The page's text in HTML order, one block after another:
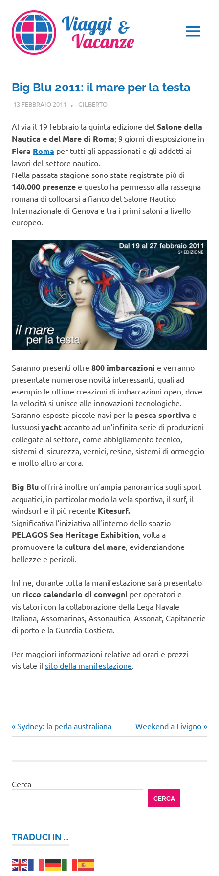
contenuto
MENU
Big Blu 2011: il mare per la testa
13 FEBBRAIO 2011 GILBERTOEVENTI
Al via il 19 febbraio la quinta edizione del Salone della
Nautica e del Mare di Roma; 9 giorni di esposizione in
Fiera Roma per tutti gli appassionati e gli addetti ai
lavori del settore nautico.
Nella passata stagione sono state registrate più di
140.000 presenze e questo ha permesso alla rassegna
romana di collocarsi a fianco del Salone Nautico
Internazionale di Genova e tra i primi saloni a livello
europeo.
Saranno presenti oltre 800 imbarcazioni e verranno
presentate numerose novità interessanti, quali ad
esempio le ultime creazioni di imbarcazioni open, dove
la velocità si unisce alle innovazioni tecnologiche.
Saranno esposte piccole navi per la pesca sportiva e
lussuosi yacht accanto ad un’infinita serie di produzioni
collegate al settore, come abbigliamento tecnico,
sistemi di sicurezza, vernici, resine, sistemi di ormeggio
e molto altro ancora.
Big Blu offrirà inoltre un’ampia panoramica sugli sport
acquatici, in particolar modo la vela sportiva, il surf, il
windsurf e il più recente Kitesurf.
Significativa l’iniziativa all’interno dello spazio
PELAGOS Sea Heritage Exhibition, volta a
promuovere la cultura del mare, evidenziandone
bellezze e pericoli.
Infine, durante tutta la manifestazione sarà presentato
un ricco calendario di convegni per operatori e
visitatori con la collaborazione della Lega Navale
Italiana, Assomarinas, Assonautica, Assonat, Capitanerie
di porto e la Guardia Costiera.
Per maggiori informazioni relative ad orari e prezzi
visitate il sito della manifestazione.
Italia
Navigazione
Articolo
precedente:
Sydney: la perla australiana
Articolo
successivo:
Weekend a Livigno
Cerca
CERCA
TRADUCI IN …